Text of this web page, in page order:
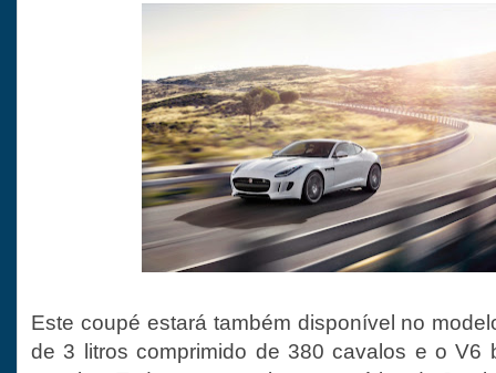
Este coupé estará também disponível no
de 3 litros comprimido de 380 cavalos e o V6